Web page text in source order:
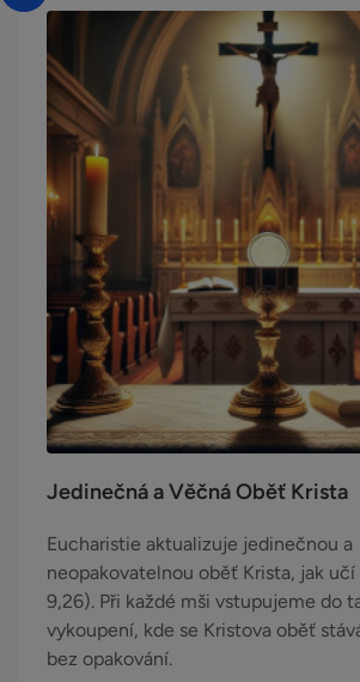
Jedinečná a Věčná Oběť Krista
Eucharistie aktualizuje jedinečnou a
neopakovatelnou oběť Krista, jak
9,26). Při každé mši vstupujeme do
vykoupení, kde se Kristova oběť
bez opakování.